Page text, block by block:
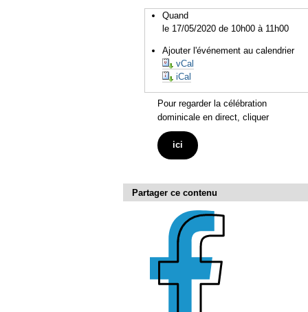
Quand
le 17/05/2020 de 10h00 à 11h00
Ajouter l'événement au calendrier
vCal
iCal
Pour regarder la célébration
dominicale en direct, cliquer
ici
Partager ce contenu